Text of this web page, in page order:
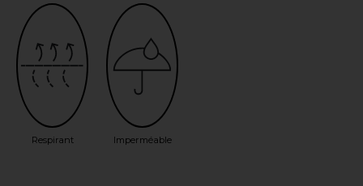
Respirant Imperméable